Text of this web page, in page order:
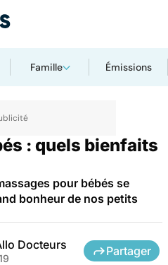
Famille Émissions
: quels bienfaits
pour bébés se
bonheur de nos petits
Docteurs Partager